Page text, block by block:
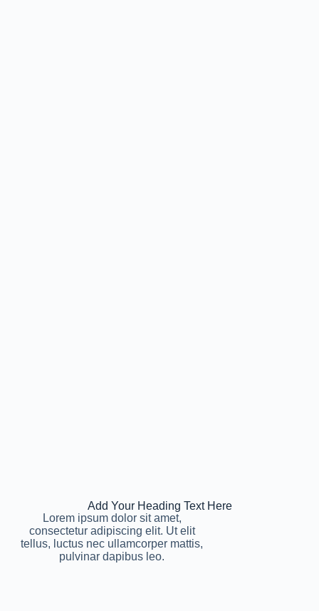
Add Your Heading Text Here
Lorem ipsum dolor sit amet,
consectetur adipiscing elit. Ut elit
tellus, luctus nec ullamcorper mattis,
pulvinar dapibus leo.